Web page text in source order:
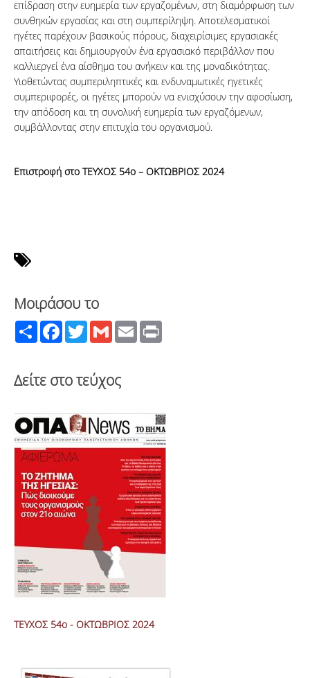
επίδραση στην ευημερία των εργαζομένων, στη διαμόρφωση των
συνθηκών εργασίας και στη συμπερίληψη. Αποτελεσματικοί
ηγέτες παρέχουν βασικούς πόρους, διαχειρίσιμες εργασιακές
απαιτήσεις και δημιουργούν ένα εργασιακό περιβάλλον που
καλλιεργεί ένα αίσθημα του ανήκειν και της μοναδικότητας.
Υιοθετώντας συμπεριληπτικές και ενδυναμωτικές ηγετικές
συμπεριφορές, οι ηγέτες μπορούν να ενισχύσουν την αφοσίωση,
την απόδοση και τη συνολική ευημερία των εργαζόμενων,
συμβάλλοντας στην επιτυχία του οργανισμού.
Επιστροφή στο ΤΕΥΧΟΣ 54ο – ΟΚΤΩΒΡΙΟΣ 2024
Μοιράσου το
Share FacebookTwitterGmail Email
Δείτε στο τεύχος
ΤΕΥΧΟΣ 54ο - ΟΚΤΩΒΡΙΟΣ 2024